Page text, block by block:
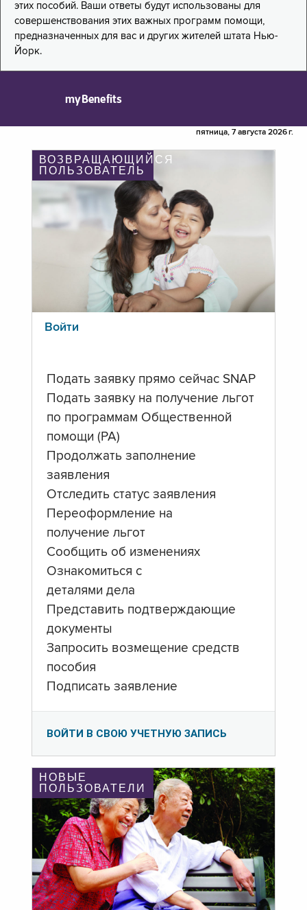
этих пособий. Ваши ответы будут использованы для
совершенствования этих важных программ помощи,
предназначенных для вас и других жителей штата Нью-
Йорк.
myBenefits
пятница, 7 августа 2026 г.
ВОЗВРАЩАЮЩИЙСЯ
ПОЛЬЗОВАТЕЛЬ
Войти
Подать заявку прямо сейчас SNAP
Подать заявку на получение льгот
по программам Общественной
помощи (PA)
Продолжать заполнение
заявления
Отследить статус заявления
Переоформление на
получение льгот
Сообщить об изменениях
Ознакомиться с
деталями дела
Представить подтверждающие
документы
Запросить возмещение средств
пособия
Подписать заявление
ВОЙТИ В СВОЮ УЧЕТНУЮ ЗАПИСЬ
НОВЫЕ
ПОЛЬЗОВАТЕЛИ